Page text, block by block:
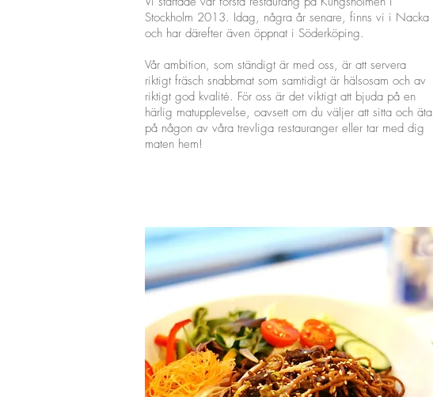
Stockholm 2013. Idag, några år senare, finns vi i Nacka
och har därefter även öppnat i Söderköping.
Vår ambition, som ständigt är med oss, är att servera
riktigt fräsch snabbmat som samtidigt är hälsosam och av
riktigt god kvalité. För oss är det viktigt att bjuda på en
härlig matupplevelse, oavsett om du väljer att sitta och äta
på någon av våra trevliga restauranger eller tar med dig
maten hem!